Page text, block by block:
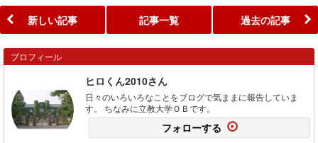
新しい記事 記事一覧 過去の記事
プロフィール
ヒロくん2010さん
日々のいろいろなことをブログで気ままに報告していま
す。 ちなみに立教大学ＯＢです。
フォローする